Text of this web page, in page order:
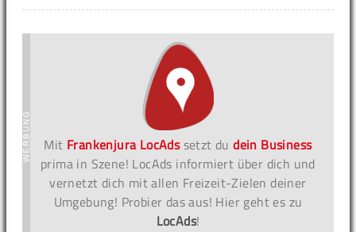
Mit Frankenjura LocAdssetzt dudein Business
prima in Szene! LocAds informiert über dich und
vernetzt dich mit allen Freizeit-Zielen deiner
Umgebung! Probier das aus! Hier geht es zu
LocAds!